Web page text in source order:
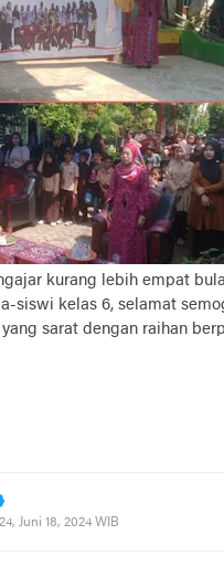
kurang lebih empat
siswi kelas 6, selamat
sarat dengan raihan
Juni 18, 2024 WIB